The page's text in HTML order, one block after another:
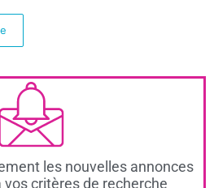
les nouvelles annonces
critères de recherche